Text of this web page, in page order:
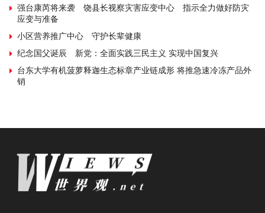
强台康芮将来袭 饶县长视察灾害应变中心 指示全力做好防灾
应变与准备
小区营养推广中心 守护长辈健康
纪念国父诞辰 新党：全面实践三民主义 实现中国复兴
台东大学有机菠萝释迦生态标章产业链成形 将推急速冷冻产品外
销